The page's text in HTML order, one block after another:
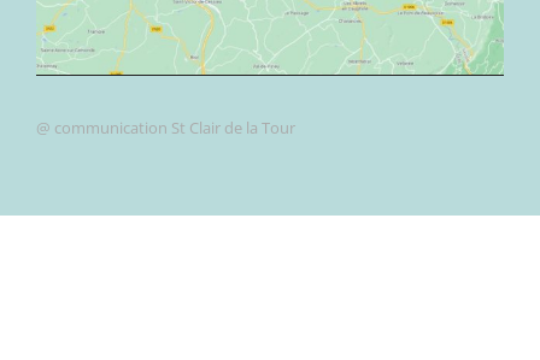
@ communication St Clair de la Tour